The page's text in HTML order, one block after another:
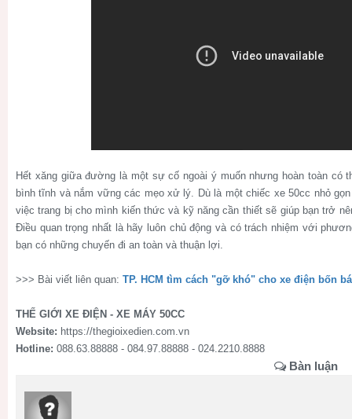
Hết xăng giữa đường là một sự cố ngoài ý muốn nhưng hoàn toàn có
bình tĩnh và nắm vững các mẹo xử lý. Dù là một chiếc xe 50cc nhỏ
việc trang bị cho mình kiến thức và kỹ năng cần thiết sẽ giúp bạn trở
Điều quan trọng nhất là hãy luôn chủ động và có trách nhiệm với
bạn có những chuyến đi an toàn và thuận lợi.
>>> Bài viết liên quan: TP. HCM tìm cách "gỡ khó" cho xe điện bốn
THẾ GIỚI XE ĐIỆN - XE MÁY 50CC
Website: https://thegioixedien.com.vn
Hotline: 088.63.88888 - 084.97.88888 - 024.2210.8888
Bàn luận